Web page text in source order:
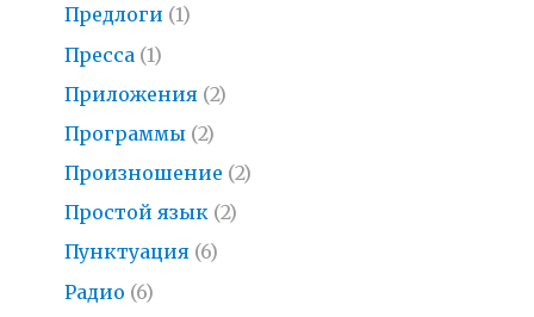
Предлоги (1)
Пресса (1)
Приложения (2)
Программы (2)
Произношение (2)
Простой язык (2)
Пунктуация (6)
Радио (6)